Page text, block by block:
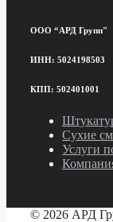
ООО “АРД Групп"
ИНН: 5024198503
КПП: 502401001
Сухие
Услуги
© 2026 АРД